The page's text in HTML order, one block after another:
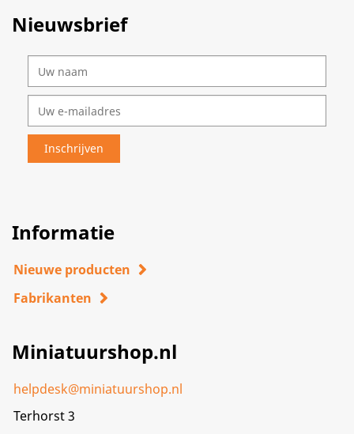
Nieuwsbrief
Informatie
Nieuwe producten
Fabrikanten
Miniatuurshop.nl
helpdesk@miniatuurshop.nl
Terhorst 3